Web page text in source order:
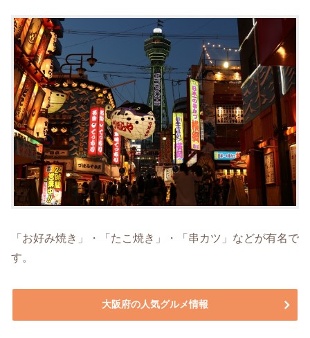
「お好み焼き」・「たこ焼き」・「串カツ」などが有名で
す。
大阪府の人気グルメ情報